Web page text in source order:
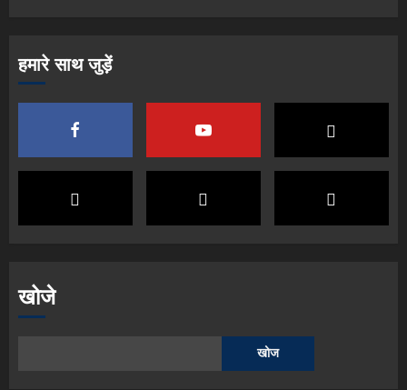
हमारे साथ जुड़ें
खोजे
खोज